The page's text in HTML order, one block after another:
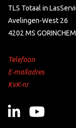
TLS Totaal in
Avelingen-West 26
4202 MS GORINCHEM
Telefoon
E-mailadres
KvK-nr